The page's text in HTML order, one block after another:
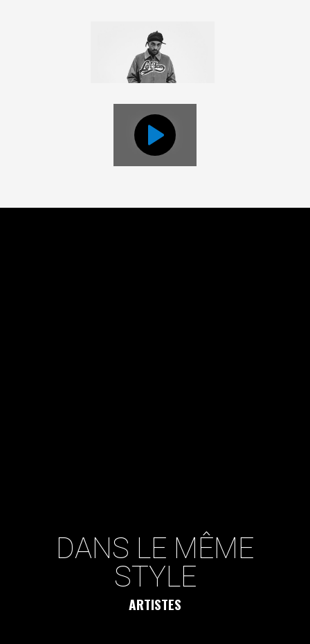
DANS LE MÊME
STYLE
ARTISTES